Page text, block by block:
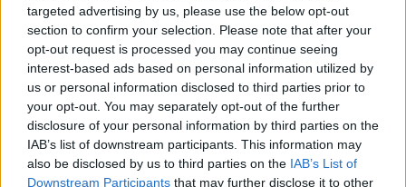
targeted advertising by us, please use the below opt-out
section to confirm your selection. Please note that after your
opt-out request is processed you may continue seeing
interest-based ads based on personal information utilized by
us or personal information disclosed to third parties prior to
your opt-out. You may separately opt-out of the further
disclosure of your personal information by third parties on the
IAB’s list of downstream participants. This information may
also be disclosed by us to third parties on the IAB’s List of
Downstream Participants that may further disclose it to other
Αναγνώρισε τις αυξημένες δυσκολίες στην
επιτήρηση λόγω της ανοιχτής θάλασσας, αλλά
τόνισε ότι «υπάρχουν νομικά εργαλεία με βάση το
διεθνές δίκαιο που θα αξιοποιηθούν». Έκανε ειδική
αναφορά στις αυξημένες ροές από την ανατολική
Λιβύη, προειδοποιώντας ότι «εάν συνεχιστεί η
εικόνα με μεγάλα σκάφη γεμάτα ανθρώπους, να